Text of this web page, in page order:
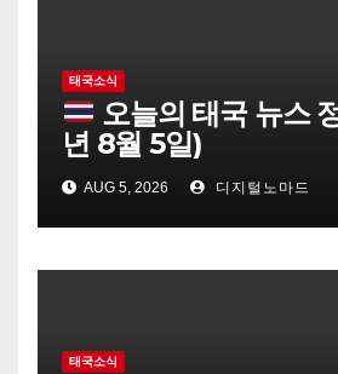
태국소식
오늘의 태국 뉴스
년 8월 5일)
AUG 5, 2026 디지털노마드
태국소식